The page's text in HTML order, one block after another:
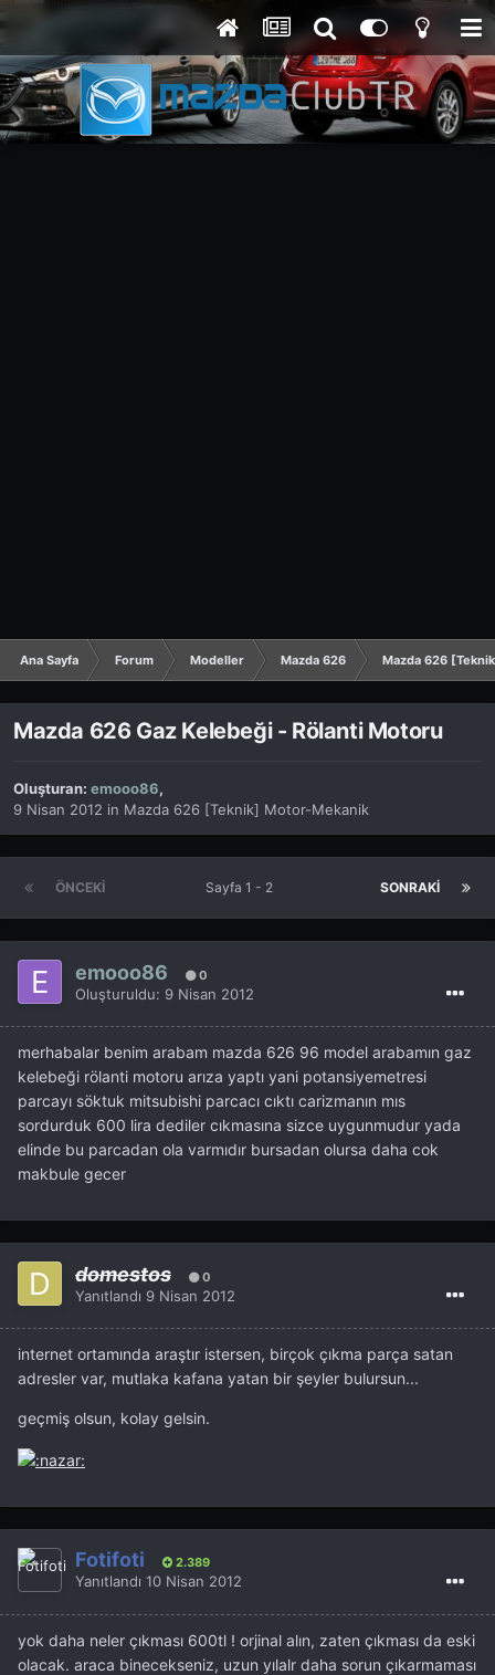
Ana Sayfa Forum Modeller Mazda 626 Mazda 626
Mazda 626 Gaz Kelebeği - Rölanti Motoru
Oluşturan: emooo86,
9 Nisan 2012 in Mazda 626 [Teknik] Motor-Mekanik
ÖNCEKI SONRAKI
Sayfa 1 - 2
emooo86 0
Oluşturuldu: 9 Nisan 2012
merhabalar benim arabam mazda 626 96 model arabamın gaz
kelebeği rölanti motoru arıza yaptı yani potansiyemetresi
parcayı söktuk mitsubishi parcacı cıktı carizmanın mıs
sordurduk 600 lira dediler cıkmasına sizce uygunmudur yada
elinde bu parcadan ola varmıdır bursadan olursa daha cok
makbule gecer
domestos 0
Yanıtlandı 9 Nisan 2012
internet ortamında araştır istersen, birçok çıkma parça satan
adresler var, mutlaka kafana yatan bir şeyler bulursun...
geçmiş olsun, kolay gelsin.
Fotifoti 2.389
Yanıtlandı 10 Nisan 2012
yok daha neler çıkması 600tl ! orjinal alın, zaten çıkması da eski
olacak. araca binecekseniz, uzun yılalr daha sorun çıkarmaması